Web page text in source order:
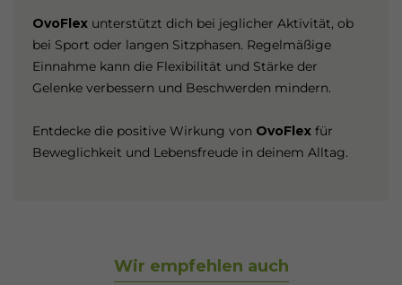
OvoFlexunterstützt dich bei jeglicher Aktivität, ob
bei Sport oder langen Sitzphasen. Regelmäßige
Einnahme kann die Flexibilität und Stärke der
Gelenke verbessern und Beschwerden mindern.
Entdecke die positive Wirkung von OvoFlexfür
Beweglichkeit und Lebensfreude in deinem Alltag.
Wir empfehlen auch